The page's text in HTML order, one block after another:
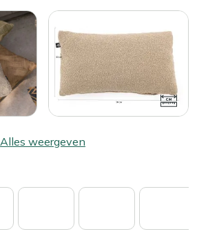
Alles weergeven